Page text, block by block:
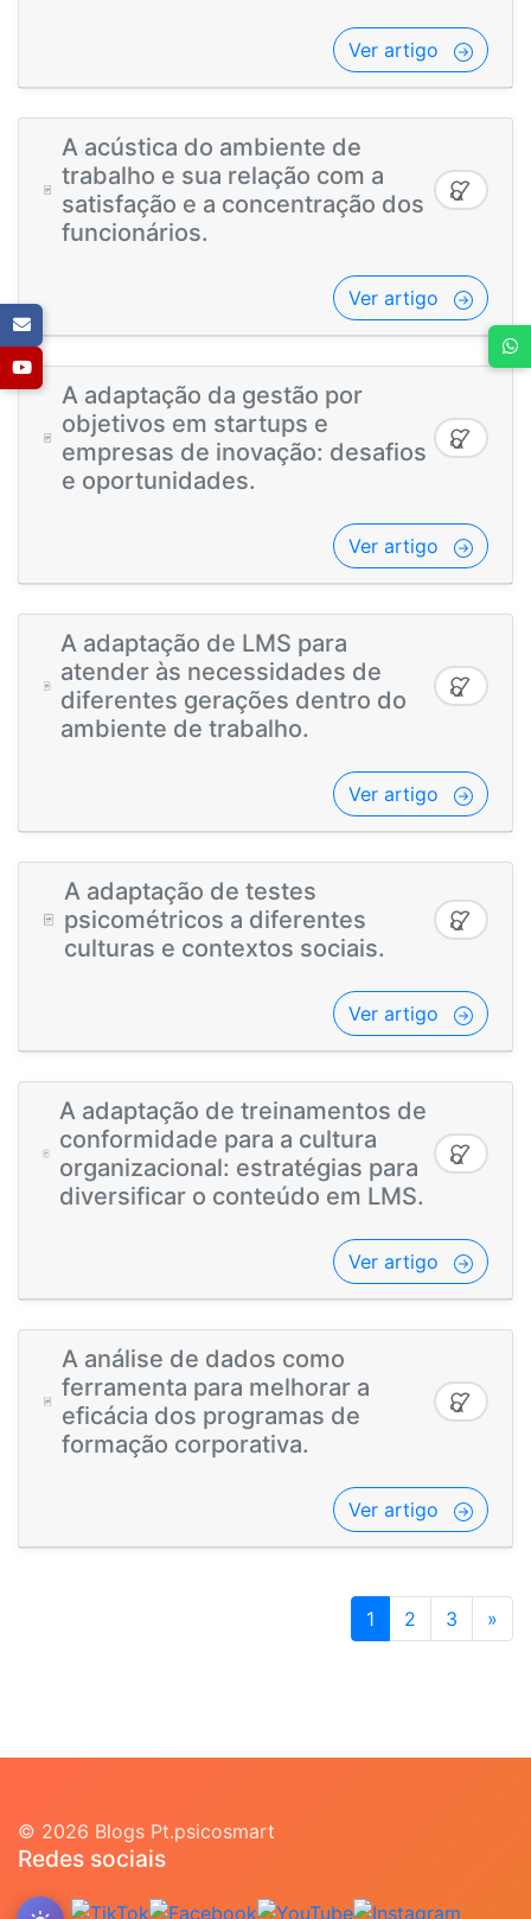
Ver artigo
A acústica do ambiente de
trabalho e sua relação com a
satisfação e a concentração dos
funcionários.
Ver artigo
A adaptação da gestão por
objetivos em startups e
empresas de inovação: desafios
e oportunidades.
Ver artigo
A adaptação de LMS para
atender às necessidades de
diferentes gerações dentro do
ambiente de trabalho.
Ver artigo
A adaptação de testes
psicométricos a diferentes
culturas e contextos sociais.
Ver artigo
A adaptação de treinamentos de
conformidade para a cultura
organizacional: estratégias para
diversificar o conteúdo em LMS.
Ver artigo
A análise de dados como
ferramenta para melhorar a
eficácia dos programas de
formação corporativa.
Ver artigo
1 2 3 »
© 2026 Blogs Pt.psicosmart
Redes sociais